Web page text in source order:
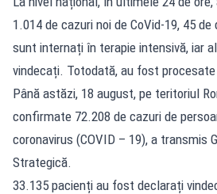
1.014 de cazuri noi de CoVid-19, 45
sunt internați în terapie intensivă, iar
vindecați. Totodată, au fost
Până astăzi, 18 august, pe teritoriul
confirmate 72.208 de cazuri de
coronavirus (COVID – 19), a transmis
Strategică.
33.135 pacienți au fost declarați